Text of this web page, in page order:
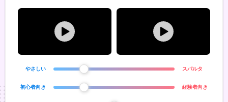
やさしい スパルタ
初心者向き 経験者向き